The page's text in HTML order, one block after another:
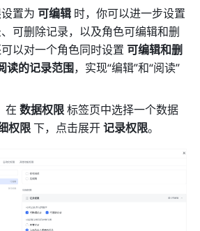
设置为 可编辑 时，你可以进一步设置
可删除记录，以及角色可编辑和删
以对一个角色同时设置 可编辑和删
读的记录范围，实现“编辑”和“阅读”
在 数据权限 标签页中选择一个数据
权限 下，点击展开 记录权限。